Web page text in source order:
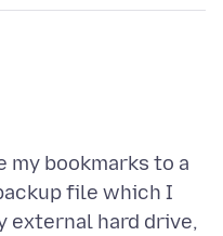
my bookmarks to a
file which I
external hard drive,